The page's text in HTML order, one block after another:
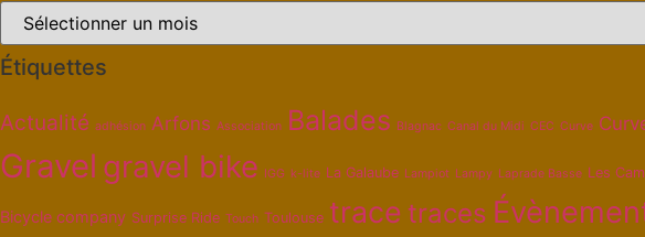
Étiquettes
Actualité adhésion Arfons Association Balades Blagnac Canal du Midi CEC Curve
Gravel gravel bike IGG k-lite La Galaube Lampiot Lampy Laprade Basse Les
Bicycle company Surprise Ride Touch Toulouse trace traces